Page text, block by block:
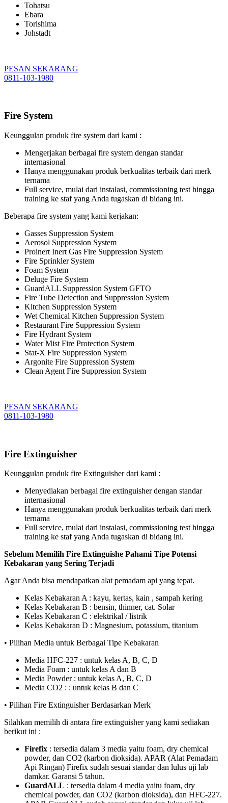
Tohatsu
Ebara
Torishima
Johstadt
PESAN SEKARANG
0811-103-1980
Fire System
Keunggulan produk fire system dari kami :
Mengerjakan berbagai fire system dengan standar
internasional
Hanya menggunakan produk berkualitas terbaik dari merk
ternama
Full service, mulai dari instalasi, commissioning test hingga
training ke staf yang Anda tugaskan di bidang ini.
Beberapa fire system yang kami kerjakan:
Gasses Suppression System
Aerosol Suppression System
Proinert Inert Gas Fire Suppression System
Fire Sprinkler System
Foam System
Deluge Fire System
GuardALL Suppression System GFTO
Fire Tube Detection and Suppression System
Kitchen Suppression System
Wet Chemical Kitchen Suppression System
Restaurant Fire Suppression System
Fire Hydrant System
Water Mist Fire Protection System
Stat-X Fire Suppression System
Argonite Fire Suppression System
Clean Agent Fire Suppression System
PESAN SEKARANG
0811-103-1980
Fire Extinguisher
Keunggulan produk fire Extinguisher dari kami :
Menyediakan berbagai fire extinguisher dengan standar
internasional
Hanya menggunakan produk berkualitas terbaik dari merk
ternama
Full service, mulai dari instalasi, commissioning test hingga
training ke staf yang Anda tugaskan di bidang ini.
Sebelum Memilih Fire Extinguishe Pahami Tipe Potensi
Kebakaran yang Sering Terjadi
Agar Anda bisa mendapatkan alat pemadam api yang tepat.
Kelas Kebakaran A : kayu, kertas, kain , sampah kering
Kelas Kebakaran B : bensin, thinner, cat. Solar
Kelas Kebakaran C : elektrikal / listrik
Kelas Kebakaran D : Magnesium, potassium, titanium
• Pilihan Media untuk Berbagai Tipe Kebakaran
Media HFC-227 : untuk kelas A, B, C, D
Media Foam : untuk kelas A dan B
Media Powder : untuk kelas A, B, C, D
Media CO2 : : untuk kelas B dan C
• Pilihan Fire Extinguisher Berdasarkan Merk
Silahkan memilih di antara fire extinguisher yang kami sediakan
berikut ini :
Firefix : tersedia dalam 3 media yaitu foam, dry chemical
powder, dan CO2 (karbon dioksida). APAR (Alat Pemadam
Api Ringan) Firefix sudah sesuai standar dan lulus uji lab
damkar. Garansi 5 tahun.
GuardALL : tersedia dalam 4 media yaitu foam, dry
chemical powder, dan CO2 (karbon dioksida), dan HFC-227.